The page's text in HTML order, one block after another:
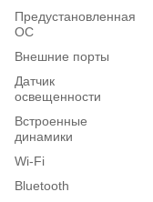
Предустановленная
ОС
Внешние порты
Датчик
освещенности
Встроенные
динамики
Wi-Fi
Bluetooth